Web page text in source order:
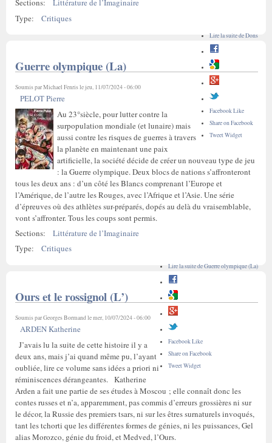
Sections:
Littérature de l’Imaginaire
Type:
Critiques
Lire la suitede Dons
Facebook Like
Share on Facebook
Tweet Widget
Guerre olympique (La)
Soumis parMichael Fenrisle jeu, 11/07/2024 - 06:00
PELOT Pierre
Au 23°siècle, pour lutter contre la
surpopulation mondiale (et lunaire) mais
aussi contre les risques de guerres à travers
la planète en maintenant une paix
artificielle, la société décide de créer un nouveau type de jeu
: la Guerre olympique. Deux blocs de nations s’affronteront
tous les deux ans : d’un côté les Blancs comprenant l’Europe et
l’Amérique, de l’autre les Rouges, avec l’Afrique et l’Asie. Une série
d’épreuves où des athlètes sur-préparés, dopés au delà du vraisemblable,
vont s’affronter. Tous les coups sont permis.
Sections:
Littérature de l’Imaginaire
Type:
Critiques
Lire la suitede Guerre olympique (La)
Facebook Like
Share on Facebook
Tweet Widget
Ours et le rossignol (L’)
Soumis parGeorges Bormandle mer, 10/07/2024 - 06:00
ARDEN Katherine
J’avais lu la suite de cette histoire il y a
deux ans, mais j’ai quand même pu, l’ayant
oubliée, lire ce volume sans idées a priori ni
réminiscences dérangeantes. Katherine
Arden a fait une partie de ses études à Moscou ; elle connaît donc les
contes russes et n’a, apparemment, pas commis d’erreurs grossières ni sur
le décor, la Russie des premiers tsars, ni sur les êtres surnaturels invoqués,
tant les tchorti que les différentes formes de génies, ni les puissances, Gel
alias Morozco, génie du froid, et Medved, l’Ours.